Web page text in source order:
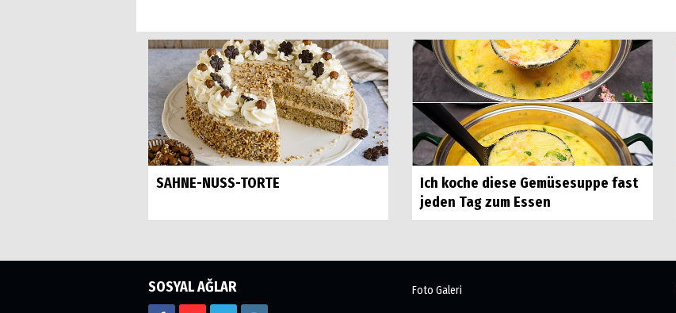
SAHNE-NUSS-TORTE
Ich koche diese Gemüsesuppe fast
jeden Tag zum Essen
SOSYAL AĞLAR Foto Galeri